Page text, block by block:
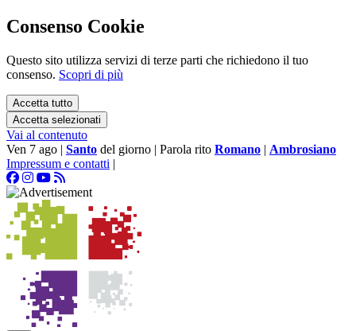
Consenso Cookie
Questo sito utilizza servizi di terze parti che richiedono il tuo
consenso. Scopri di più
Accetta tutto
Accetta selezionati
Vai al contenuto
Ven 7 ago | Santo del giorno | Parola rito Romano | Ambrosiano
Impressum e contatti |